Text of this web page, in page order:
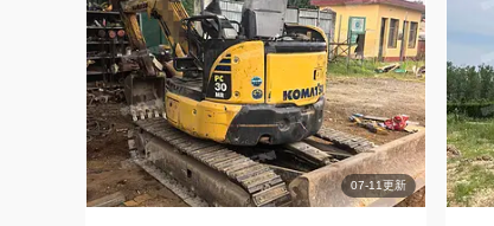
07-11更新